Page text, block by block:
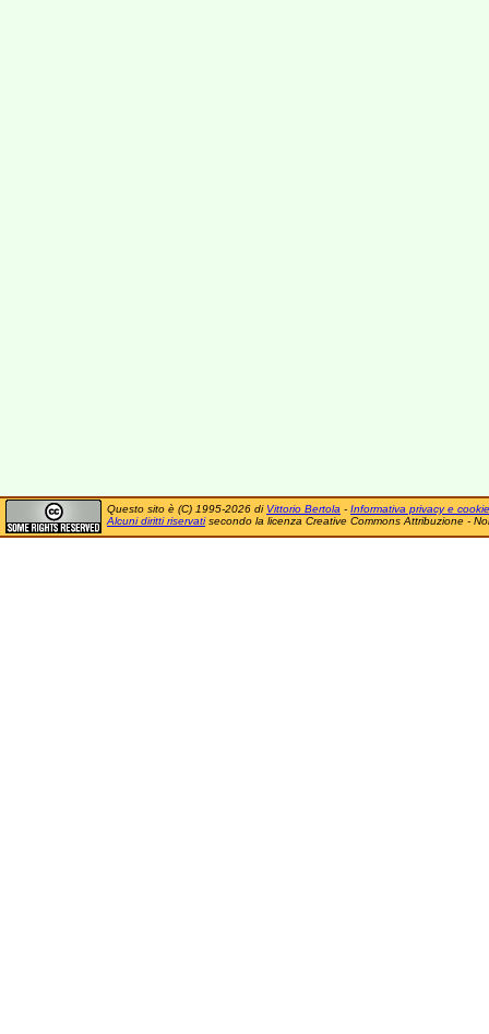
Questo sito è (C) 1995-2026 di Vittorio Bertola - Informativa privacy e cookie
Alcuni diritti riservatisecondo la licenza Creative Commons Attribuzione -